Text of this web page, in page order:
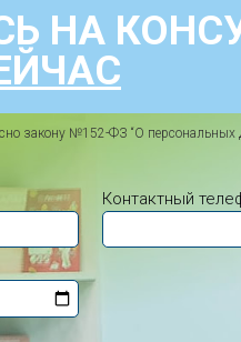
НА
закону №152-ФЗ “О персональных
Контактный